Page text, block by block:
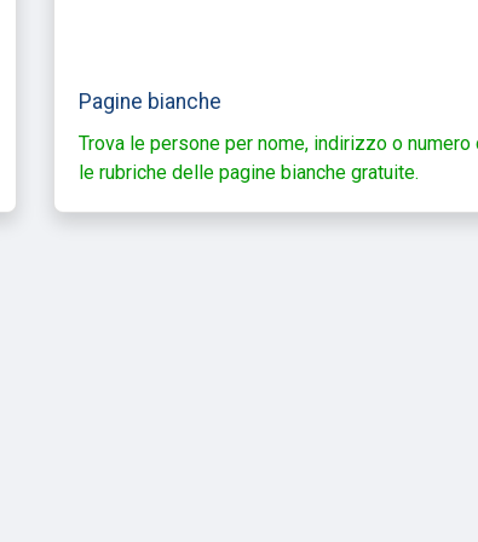
Pagine bianche
Trova le persone per nome, indirizzo o numero
le rubriche delle pagine bianche gratuite.